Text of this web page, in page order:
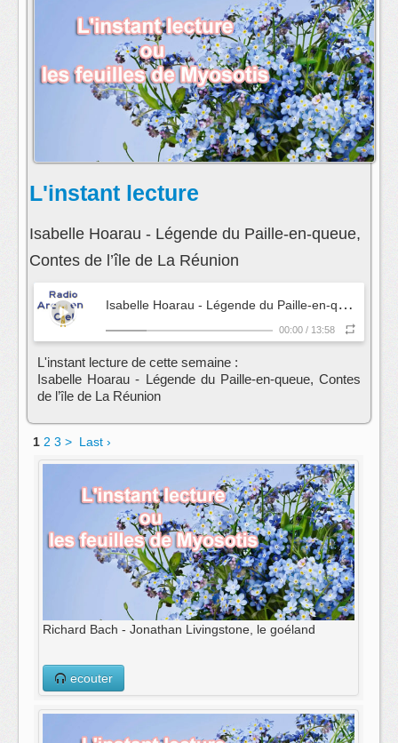
s'abonner au fil rss de cette emission:
L'instant lecture
Isabelle Hoarau - Légende du Paille-en-queue,
Contes de l’île de La Réunion
I
sabelle Hoarau - Légende du Paille-en-queue, Contes de l’île de La Réunion
00:00 / 13:58
L'instant lecture de cette semaine :
Isabelle Hoarau - Légende du Paille-en-queue, Contes
de l’île de La Réunion
1 2 3 > Last ›
Richard Bach - Jonathan Livingstone, le goéland
ecouter